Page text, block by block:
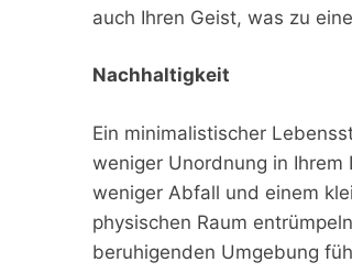
auch Ihren Geist, was zu
Nachhaltigkeit
Ein minimalistischer
weniger Unordnung in
weniger Abfall und einem
physischen Raum
beruhigenden Umgebung